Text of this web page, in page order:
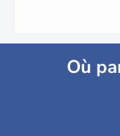
Où